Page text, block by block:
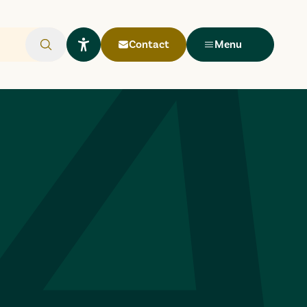
Rechercher
Ouvrir le widget Lisio
Contact Menu